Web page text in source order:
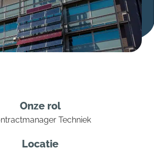
Onze rol
Techniek
Locatie